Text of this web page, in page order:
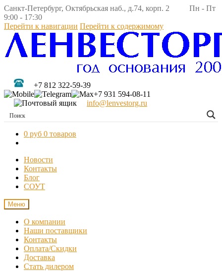
Санкт-Петербург, Октябрьская наб., д.74, корп. 2 Пн - Пт
9:00 - 17:30
Перейти к навигации Перейти к содержимому
+7 812 322-59-39
+7 931 594-08-11
info@lenvestorg.ru
0 руб 0 товаров
Новости
Контакты
Блог
СОУТ
Меню
О компании
Наши поставщики
Контакты
Оплата/Скидки
Доставка
Стать дилером